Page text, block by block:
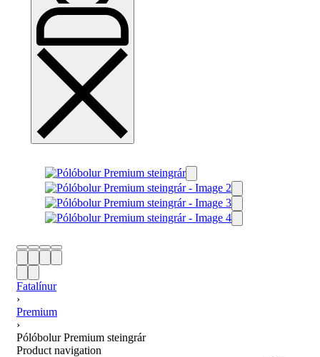
Fatalínur
›
Premium
›
Pólóbolur Premium steingrár
Product navigation